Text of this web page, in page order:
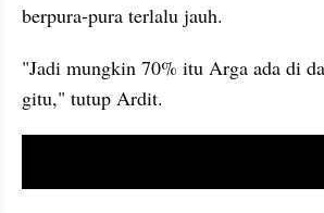
berpura-pura terlalu jauh.
"Jadi mungkin 70% itu Arga ada di
gitu," tutup Ardit.